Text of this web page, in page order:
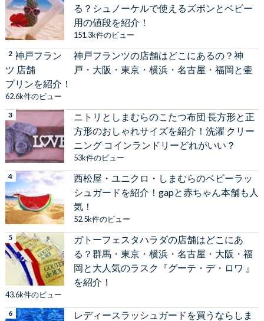
る？シュノーケルで使えるズボンとベビー
用の値段を紹介！
151.3k件のビュー
神戸フランツの店舗はどこにあるの？神
戸・大阪・東京・横浜・名古屋・福岡と壷
プリンを紹介！
62.6k件のビュー
ニトリとしまむらのこたつ布団 長方形と正
方形のおしゃれサイズを紹介！洗濯 クリー
ニング コインランドリーどれがいい？
53k件のビュー
西松屋・ユニクロ・しまむらのベビーラッ
シュガードを紹介！gapと赤ちゃん本舗も人
気！
52.5k件のビュー
ガトーフェスタハラダの店舗はどこにあ
る？群馬・東京・横浜・名古屋・大阪・福
岡と大人気のラスク『グーテ・デ・ロワ 』
を紹介！
43.6k件のビュー
レディースラッシュガードを買うならしま